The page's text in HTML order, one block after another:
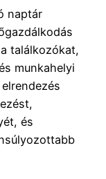
naptár
találkozókat,
munkahelyi
és